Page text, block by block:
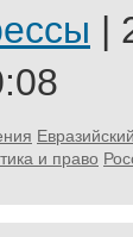
|
и право